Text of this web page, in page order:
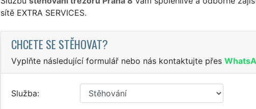
sítě EXTRA SERVICES.
CHCETE SE STĚHOVAT?
Vyplňte následující formulář nebo nás kontaktujte přes
Služba